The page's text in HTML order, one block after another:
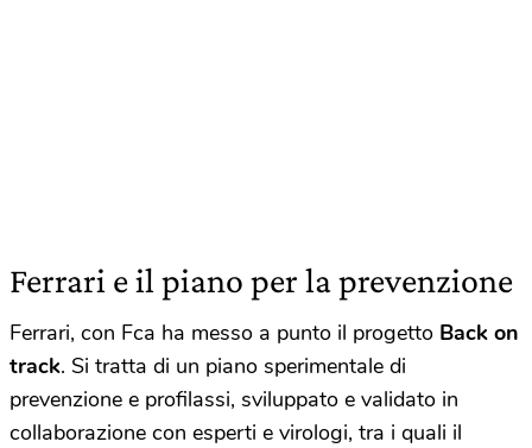
Ferrari e il piano per la prevenzione
Ferrari, con Fca ha messo a punto il progetto Back on
track. Si tratta di un piano sperimentale di
prevenzione e profilassi, sviluppato e validato in
collaborazione con esperti e virologi, tra i quali il